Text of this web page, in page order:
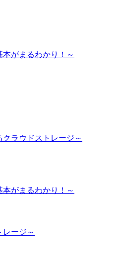
がまるわかり！～
クラウドストレージ～
がまるわかり！～
レージ～